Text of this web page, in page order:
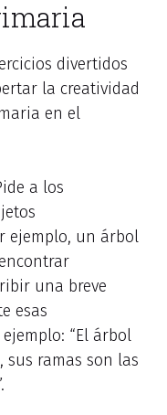
divertidos
la creatividad
en el
a los
ejemplo, un árbol
una breve
esas
“El árbol
ramas son las